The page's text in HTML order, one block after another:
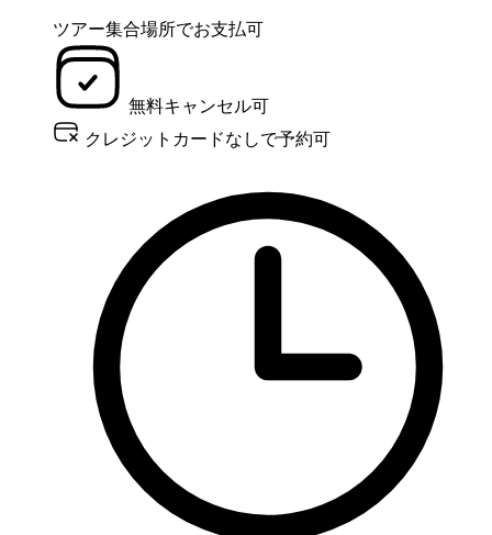
ツアー集合場所でお支払可
無料キャンセル可
クレジットカードなしで予約可